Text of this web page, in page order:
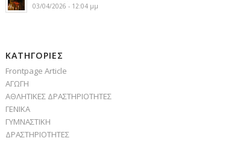
03/04/2026 - 12:04 μμ
KΑΤΗΓΟΡΊΕΣ
Frontpage Article
ΑΓΩΓΗ
ΑΘΛΗΤΙΚΕΣ ΔΡΑΣΤΗΡΙΟΤΗΤΕΣ
ΓΕΝΙΚΑ
ΓΥΜΝΑΣΤΙΚΗ
ΔΡΑΣΤΗΡΙΟΤΗΤΕΣ